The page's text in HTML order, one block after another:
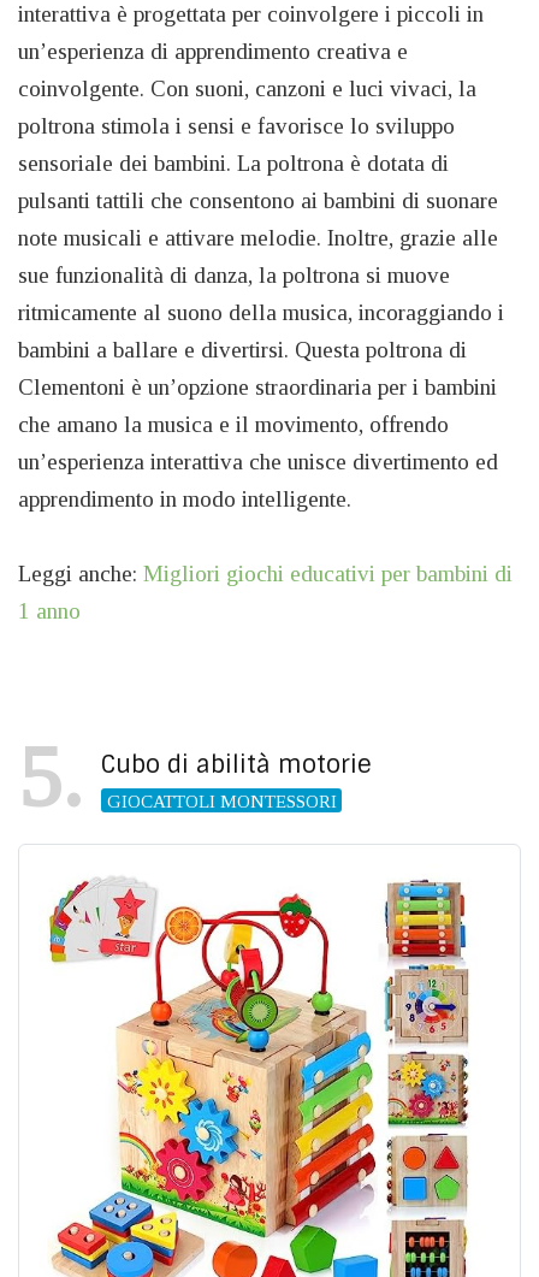
interattiva è progettata per coinvolgere i piccoli in
un’esperienza di apprendimento creativa e
coinvolgente. Con suoni, canzoni e luci vivaci, la
poltrona stimola i sensi e favorisce lo sviluppo
sensoriale dei bambini. La poltrona è dotata di
pulsanti tattili che consentono ai bambini di suonare
note musicali e attivare melodie. Inoltre, grazie alle
sue funzionalità di danza, la poltrona si muove
ritmicamente al suono della musica, incoraggiando i
bambini a ballare e divertirsi. Questa poltrona di
Clementoni è un’opzione straordinaria per i bambini
che amano la musica e il movimento, offrendo
un’esperienza interattiva che unisce divertimento ed
apprendimento in modo intelligente.
Leggi anche: Migliori giochi educativi per bambini di
1 anno
5 Cubo di abilità motorie
GIOCATTOLI MONTESSORI